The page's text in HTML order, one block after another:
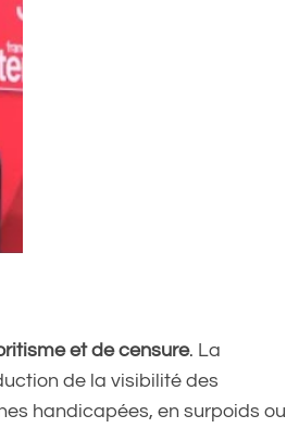
et de censure. La
de la visibilité des
handicapées, en surpoids ou